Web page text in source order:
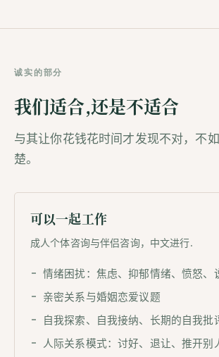
诚实的部分
我们适合,还是不适合
与其让你花钱花时间才发现不对，不
楚。
可以一起工作
成人个体咨询与伴侣咨询，中文进行.
情绪困扰：焦虑、抑郁情绪、愤怒、
亲密关系与婚姻恋爱议题
自我探索、自我接纳、长期的自我批
人际关系模式：讨好、退让、推开别